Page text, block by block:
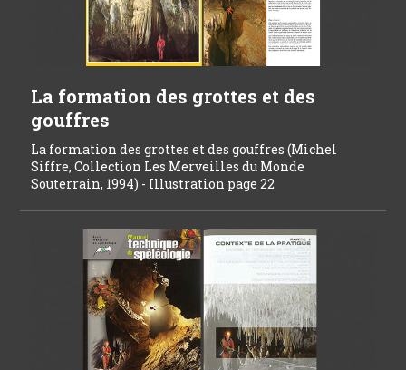
La formation des grottes et des
gouffres
La formation des grottes et des gouffres (Michel
Siffre, Collection Les Merveilles du Monde
Souterrain, 1994) - Illustration page 22